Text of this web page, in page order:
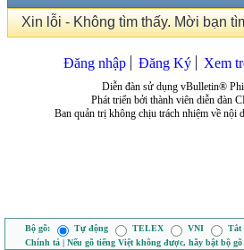
Xin lỗi - Không tìm thấy. Mời bạn
Đăng nhập Đăng Ký Xem
Diễn đàn sử dụng vBulletin®
Phát triển bởi thành viên diễn đàn
Ban quản trị không chịu trách nhiệm về nội
Bộ gõ: Tự động TELEX VNI Tắt
Chính tả | Nếu gõ tiếng Việt không được, hãy bật bộ gõ